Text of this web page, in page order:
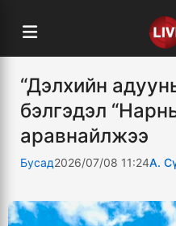
“Дэлхийн
бэлгэдэл
аравнайлжээ
Бусад2026/07/08 11:24А.